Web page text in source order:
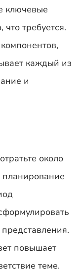
ключевые
требуется.
каждый из
и
около
повышает
теме.